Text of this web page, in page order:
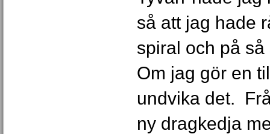
så att jag hade
spiral och på
Om jag gör en
undvika det.
ny dragkedja